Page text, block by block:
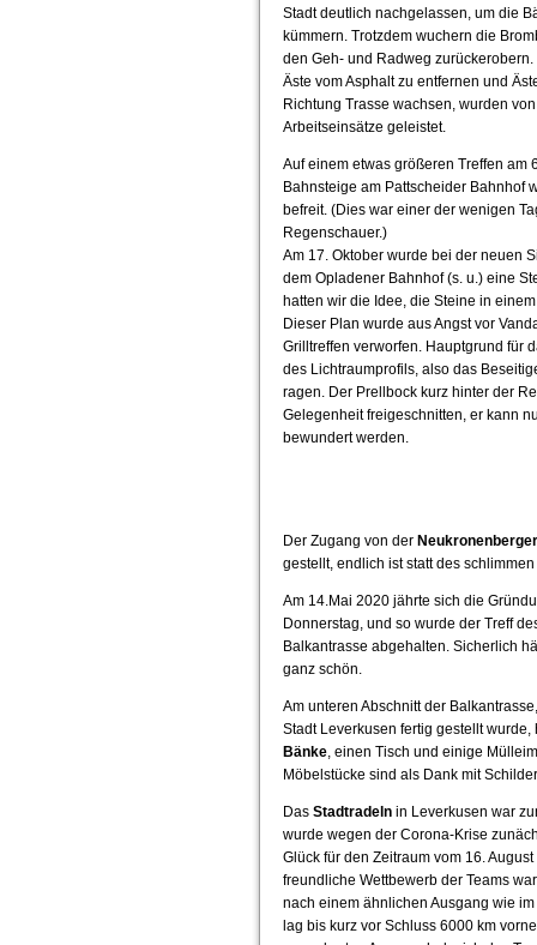
Stadt deutlich nachgelassen, um die
kümmern. Trotzdem wuchern die
den Geh- und Radweg
Äste vom Asphalt zu entfernen und
Richtung Trasse wachsen, wurden
Arbeitseinsätze geleistet.
Auf einem etwas größeren Treffen am
Bahnsteige am Pattscheider Bahnhof
befreit. (Dies war einer der wenigen
Regenschauer.)
Am 17. Oktober wurde bei der neuen
dem Opladener Bahnhof (s. u.) eine
hatten wir die Idee, die Steine in
Dieser Plan wurde aus Angst vor
Grilltreffen verworfen. Hauptgrund für
des Lichtraumprofils, also das
ragen. Der Prellbock kurz hinter der
Gelegenheit freigeschnitten, er kann
bewundert werden.
Der Zugang von der
gestellt, endlich ist statt des
Am 14.Mai 2020 jährte sich die
Donnerstag, und so wurde der Treff
Balkantrasse abgehalten. Sicherlich
ganz schön.
Am unteren Abschnitt der
Stadt Leverkusen fertig gestellt
Bänke, einen Tisch und einige
Möbelstücke sind als Dank mit
Das Stadtradeln in Leverkusen war
wurde wegen der Corona-Krise
Glück für den Zeitraum vom 16.
freundliche Wettbewerb der Teams
nach einem ähnlichen Ausgang wie
lag bis kurz vor Schluss 6000 km